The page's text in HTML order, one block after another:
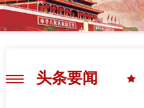
头条要闻